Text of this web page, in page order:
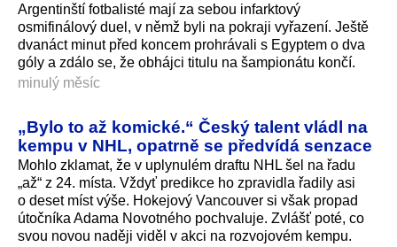
Argentinští fotbalisté mají za sebou infarktový
osmifinálový duel, v němž byli na pokraji vyřazení. Ještě
dvanáct minut před koncem prohrávali s Egyptem o dva
góly a zdálo se, že obhájci titulu na šampionátu končí.
minulý měsíc
„Bylo to až komické.“ Český talent vládl na
kempu v NHL, opatrně se předvídá senzace
Mohlo zklamat, že v uplynulém draftu NHL šel na řadu
„až“ z 24. místa. Vždyť predikce ho zpravidla řadily asi
o deset míst výše. Hokejový Vancouver si však propad
útočníka Adama Novotného pochvaluje. Zvlášť poté, co
svou novou naději viděl v akci na rozvojovém kempu.